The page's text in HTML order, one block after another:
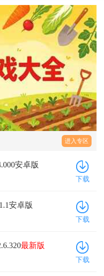
看规模升级要求），发展
中合适的男女安排住在一
各种器材（采集，建设村
器材，在玩家游玩的过程
，这些敌人会破坏村庄，
了器材才能更好的降低损
遣村民探索，以此来获得
以一些在外来的NPC与玩
出现一些事件如：村民溜
来袭击破坏了什么等，别
的，前期只要跟着系统给
玩着就熟悉了（还有很多
绍，太多了根本介绍不
和同类型模拟经营类手游
面，也更为的丰富！ 《桃
的来说还是款买断制的游
就需要购买了，虽然有三
根本不值得，但说实话：即
面还是有点颇高了，我建
色的模拟经营类手游，游
乐方面也非常的出色，难
暴力，在房屋当中将男女
了。并且小孩是不干活
才会加入工作，可以当成
么桃源的桃源记】 很明
传统的模拟经营类的种田
，工具耐久，精力等等，
丰富了游戏的趣味性和真
大提升了，感觉作为一款
是一款生存游戏了。 游戏
的种种提示，也很明显的
陶渊明的《桃花源记》，
人在意外之间到的一片世
发垂髫，并怡然自乐”。
松的。但是桃源记的游戏
家不断的肝，前期资源的
常会让玩家抓狂，作为一
除了工作就是工作，哪有
前期的确是高压力，快节
，这时但有点种田游戏的
如果游戏在中后期可以加
、蹴鞠游戏、学堂建设等
上的制作看起来也有点潦
比较独特的外观，能快速
虽然看起来不是很好，但
言也不是很大的缺点。游
整个画面使用的色彩看起
较强的视觉冲击感，也让
一点个人感觉也很符合这
面看起来没有那种很惊艳
觉累，对于这款有点肝的
。另外个人感觉游戏类的
民在采集物资、建造房屋
，并且游戏内大多数物体
树木会随风摆动。这一点
，但还是希望能改进一
背景音乐节奏比较慢，听
，感觉就制作的很普通。
的亮点，但也不存在什么
的音乐制作上，个人认为
的。 ◆总结：游戏的玩法
难度较高，但玩起来感觉
版本，需要花6块钱购买。
没有广告系统，就相当于
过六块钱只能解锁该游戏
才可以解锁整个游戏。68
的价格来说还是有点贵
游戏来说，只需要二三十
手机版的星露谷物语也没
作为一款可以免费体验的
说说游戏的画面方面。该
色，第一眼带给玩家的并
有一丝简陋。但是当玩家
的画面还是比较不错的，
种简陋的感觉，而是有一
中的杂草还会随着风摆
因为游戏的地面并没有任
色，并且玩家摆放的道具
后面玩家的建筑变多以及
精致起来。但是相较于桃
的，一个格子一个格子的
除非做到十分注重细节，
些乱。并且游戏的画面并
带来了非常熟悉的即视
些新的模拟经验游戏都能
小的改变，改变是优是劣
的模拟经营游戏玩法相
桃源记》各方面都属于较
要花时间去慢慢的经营养
所有，得从营地开始建
的小村子，在后面慢慢的
养成，这些都需要花时间
中是需要花些许时间的，
对于传统模拟经营游戏的
记》确实做得很完善了。
式链子确实很完整，从一
，后面该如何发展人口也
方面也确实是完美的踩在
无到有的这个发展过程，
性肯定很难去跟竞技的游
道是不同的，就像《桃源
作，但正因为有了这个积
显了。 个人认为，它的难
种发扬课文的精神使得玩
归属感。通过游戏的方
明笔下的桃花源，进一步
中的魅力和情感。 这款游
划能力的，在游戏开局
场景中的材料采集。这项
策和合理的规划。由于游
导，掌握这一方面并不困
集时，玩家需要细心考虑
，以确保分配合理。如果
集木材和石材的任务上，
让居民们挨饿。这个游戏
合考虑不同资源之间的平
略规划将对游戏进展和居
响。玩家需要在保证居民
玩家需要思考和计划每一
利用和居民的生活质量。
就感的游戏体验。 这款游
集，还拥有制作建造系
材料，就可以制作各种工
进入专区
安卓版
下载
安卓版
下载
最新版
下载